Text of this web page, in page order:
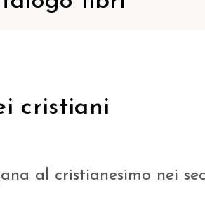
cristiani
al cristianesimo nei